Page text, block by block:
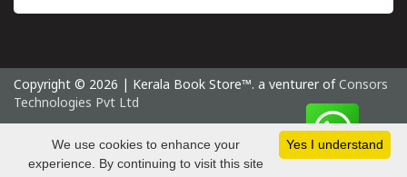
Copyright © 2026 | Kerala Book Store™. a venturer of Consors
Technologies Pvt Ltd
Saturday 8 August, 2026 IST
Yes I understand
We use cookies to enhance your
experience. By continuing to visit this site